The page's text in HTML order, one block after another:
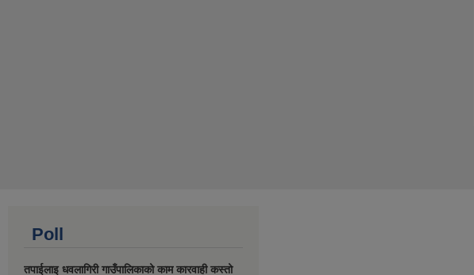
Poll
तपाईलाइ धवलागिरी गाउँपालिकाको काम कारवाही कस्तो